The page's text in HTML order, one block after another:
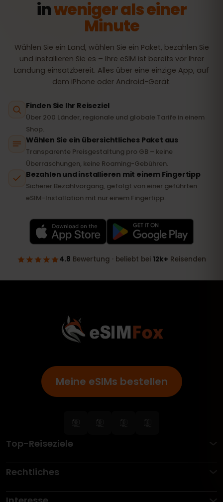
Meine eSIMs bestellen
Top-Reiseziele
Rechtliches